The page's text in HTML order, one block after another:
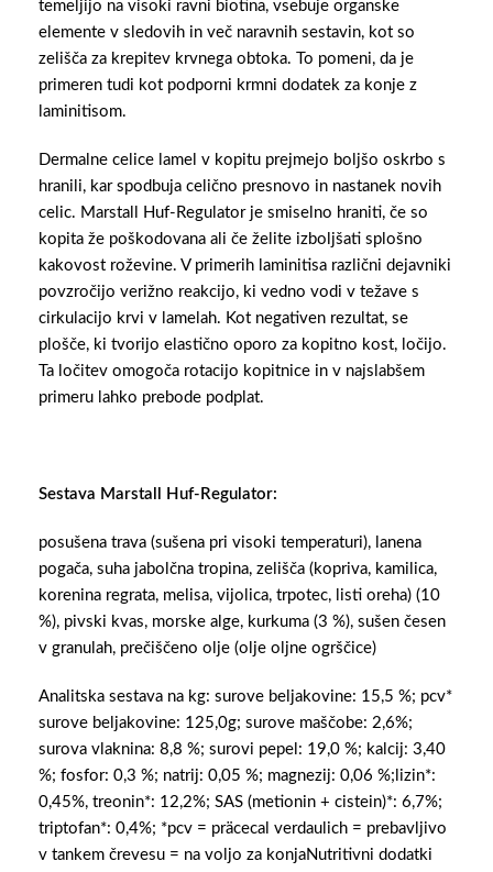
temeljijo na visoki ravni biotina, vsebuje organske
elemente v sledovih in več naravnih sestavin, kot so
zelišča za krepitev krvnega obtoka. To pomeni, da je
primeren tudi kot podporni krmni dodatek za konje z
laminitisom.
Dermalne celice lamel v kopitu prejmejo boljšo oskrbo s
hranili, kar spodbuja celično presnovo in nastanek novih
celic. Marstall Huf-Regulator je smiselno hraniti, če so
kopita že poškodovana ali če želite izboljšati splošno
kakovost roževine. V primerih laminitisa različni dejavniki
povzročijo verižno reakcijo, ki vedno vodi v težave s
cirkulacijo krvi v lamelah. Kot negativen rezultat, se
plošče, ki tvorijo elastično oporo za kopitno kost, ločijo.
Ta ločitev omogoča rotacijo kopitnice in v najslabšem
primeru lahko prebode podplat.
Sestava Marstall Huf-Regulator:
posušena trava (sušena pri visoki temperaturi), lanena
pogača, suha jabolčna tropina, zelišča (kopriva, kamilica,
korenina regrata, melisa, vijolica, trpotec, listi oreha) (10
%), pivski kvas, morske alge, kurkuma (3 %), sušen česen
v granulah, prečiščeno olje (olje oljne ogrščice)
Analitska sestava na kg: surove beljakovine: 15,5 %; pcv*
surove beljakovine: 125,0g; surove maščobe: 2,6%;
surova vlaknina: 8,8 %; surovi pepel: 19,0 %; kalcij: 3,40
%; fosfor: 0,3 %; natrij: 0,05 %; magnezij: 0,06 %;lizin*:
0,45%, treonin*: 12,2%; SAS (metionin + cistein)*: 6,7%;
triptofan*: 0,4%; *pcv = präcecal verdaulich = prebavljivo
v tankem črevesu = na voljo za konjaNutritivni dodatki